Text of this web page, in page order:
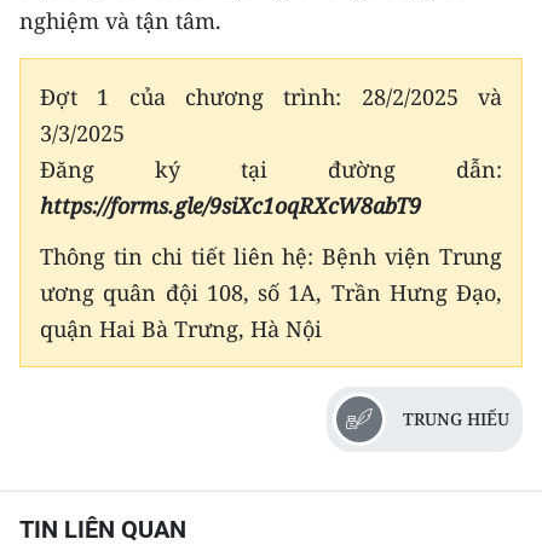
nghiệm và tận tâm.
Đợt 1 của chương trình: 28/2/2025 và
3/3/2025
Đăng ký tại đường dẫn:
https://forms.gle/9siXc1oqRXcW8abT9
Thông tin chi tiết liên hệ: Bệnh viện Trung
ương quân đội 108, số 1A, Trần Hưng Đạo,
quận Hai Bà Trưng, Hà Nội
TRUNG HIẾU
TIN LIÊN QUAN